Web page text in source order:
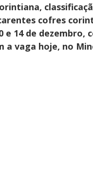
cofres
e 14 de
a vaga hoje, no